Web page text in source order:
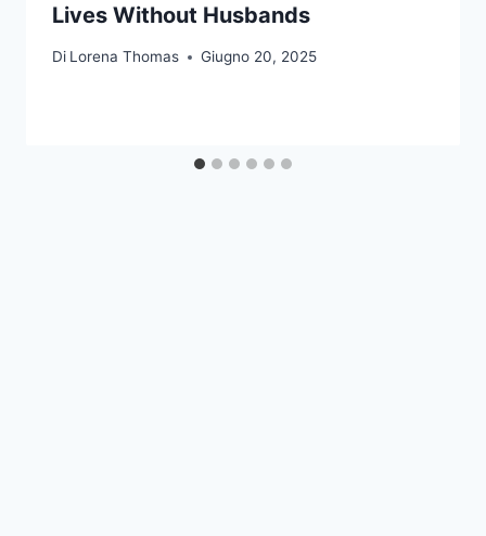
Lives Without Husbands
Di Lorena Thomas Giugno 20, 2025